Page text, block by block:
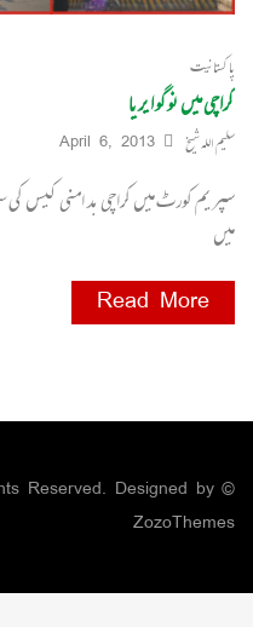
پاکستانیت
کراچی میں نوگو ایریا
سلیم اللہ شیخ April 6, 2013
سپریم کورٹ میں کراچی بد امنی کیس کی
میں
Read More
© Copyrights 2019. All Rights Reserved. Designed by
ZozoThemes